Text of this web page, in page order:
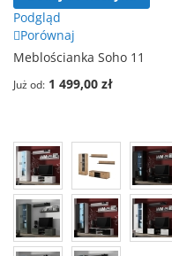
Podgląd
Porównaj
Meblościanka Soho 11
Już od 1 499,00 zł